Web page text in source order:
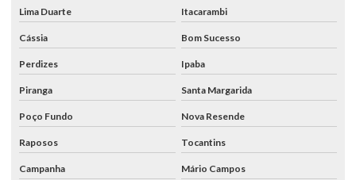
Lima Duarte Itacarambi
Cássia Bom Sucesso
Perdizes Ipaba
Piranga Santa Margarida
Poço Fundo Nova Resende
Raposos Tocantins
Campanha Mário Campos